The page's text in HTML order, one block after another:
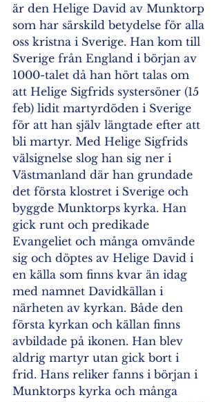
är den Helige David av Munktorp
som har särskild betydelse för alla
oss kristna i Sverige. Han kom till
Sverige från England i början av
1000-talet då han hört talas om
att Helige Sigfrids systersöner (15
feb) lidit martyrdöden i Sverige
för att han själv längtade efter att
bli martyr. Med Helige Sigfrids
välsignelse slog han sig ner i
Västmanland där han grundade
det första klostret i Sverige och
byggde Munktorps kyrka. Han
gick runt och predikade
Evangeliet och många omvände
sig och döptes av Helige David i
en källa som finns kvar än idag
med namnet Davidkällan i
närheten av kyrkan. Både den
första kyrkan och källan finns
avbildade på ikonen. Han blev
aldrig martyr utan gick bort i
frid. Hans reliker fanns i början i
Munktorps kyrka och många